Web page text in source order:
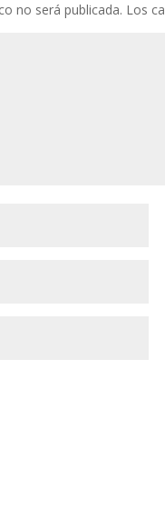
no será publicada. Los